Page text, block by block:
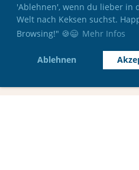
'Ablehnen', wenn du lieber in
Welt nach Keksen suchst.
Browsing!" 🍪😄 Mehr Infos
Ablehnen